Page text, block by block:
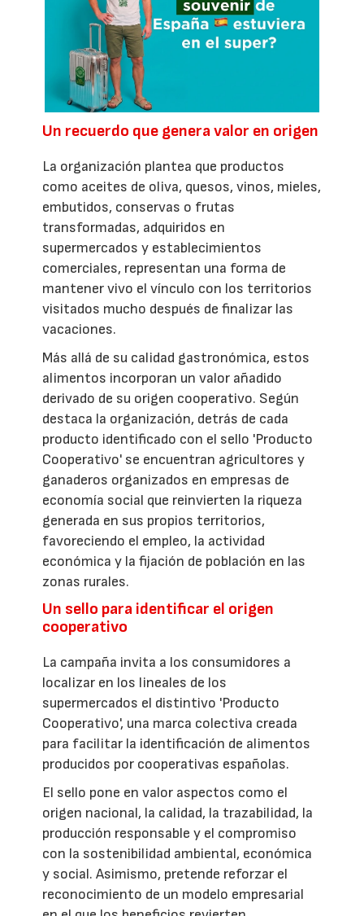
Un recuerdo que genera valor en origen
La organización plantea que productos
como aceites de oliva, quesos, vinos, mieles,
embutidos, conservas o frutas
transformadas, adquiridos en
supermercados y establecimientos
comerciales, representan una forma de
mantener vivo el vínculo con los territorios
visitados mucho después de finalizar las
vacaciones.
Más allá de su calidad gastronómica, estos
alimentos incorporan un valor añadido
derivado de su origen cooperativo. Según
destaca la organización, detrás de cada
producto identificado con el sello 'Producto
Cooperativo' se encuentran agricultores y
ganaderos organizados en empresas de
economía social que reinvierten la riqueza
generada en sus propios territorios,
favoreciendo el empleo, la actividad
económica y la fijación de población en las
zonas rurales.
Un sello para identificar el origen
cooperativo
La campaña invita a los consumidores a
localizar en los lineales de los
supermercados el distintivo 'Producto
Cooperativo', una marca colectiva creada
para facilitar la identificación de alimentos
producidos por cooperativas españolas.
El sello pone en valor aspectos como el
origen nacional, la calidad, la trazabilidad, la
producción responsable y el compromiso
con la sostenibilidad ambiental, económica
y social. Asimismo, pretende reforzar el
reconocimiento de un modelo empresarial